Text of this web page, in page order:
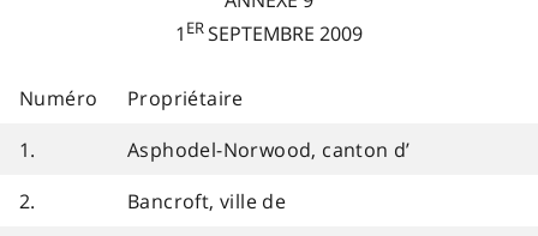
1 ERSEPTEMBRE 2009
Numéro
Propriétaire
1.
Asphodel-Norwood, canton d’
2.
Bancroft, ville de